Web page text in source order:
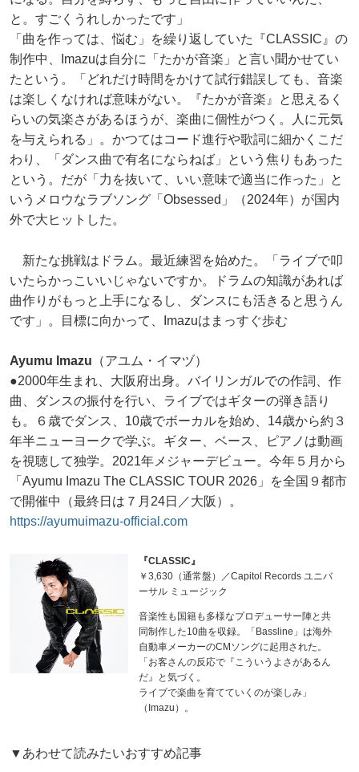
と。すごくうれしかったです」
「曲を作っては、悩む」を繰り返していた『CLASSIC』の
制作中、Imazuは自分に「たかが音楽」と言い聞かせてい
たという。「どれだけ時間をかけて試行錯誤しても、音楽
は楽しくなければ意味がない。『たかが音楽』と思えるく
らいの気楽さがあるほうが、楽曲に個性がつく。人に元気
を与えられる」。かつてはコード進行や歌詞に細かくこだ
わり、「ダンス曲で有名にならねば」という焦りもあった
という。だが「力を抜いて、いい意味で適当に作った」と
いうメロウなラブソング「Obsessed」（2024年）が国内
外で大ヒットした。
新たな挑戦はドラム。最近練習を始めた。「ライブで叩
いたらかっこいいじゃないですか。ドラムの知識があれば
曲作りがもっと上手になるし、ダンスにも活きると思うん
です」。目標に向かって、Imazuはまっすぐ歩む
Ayumu Imazu （アユム・イマヅ）
●2000年生まれ、大阪府出身。バイリンガルでの作詞、作
曲、ダンスの振付を行い、ライブではギターの弾き語り
も。６歳でダンス、10歳でボーカルを始め、14歳から約３
年半ニューヨークで学ぶ。ギター、ベース、ピアノは動画
を視聴して独学。2021年メジャーデビュー。今年５月から
「Ayumu Imazu The CLASSIC TOUR 2026」を全国９都市
で開催中（最終日は７月24日／大阪）。
https://ayumuimazu-official.com
『CLASSIC』
￥3,630（通常盤）／Capitol Records ユニバ
ーサル ミュージック
音楽性も国籍も多様なプロデューサー陣と共
同制作した10曲を収録。「Bassline」は海外
自動車メーカーのCMソングに起用された。
「お客さんの反応で『こういうよさがあるん
だ』と気づく。
ライブで楽曲を育てていくのが楽しみ」
（Imazu）。
▼あわせて読みたいおすすめ記事